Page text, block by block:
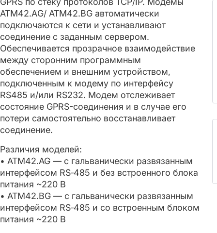
ATM42.АG/ ATM42.BG автоматически
подключаются к сети и устанавливают
соединение с заданным сервером.
Обеспечивается прозрачное взаимодействие
между сторонним программным
обеспечением и внешним устройством,
подключенным к модему по интерфейсу
RS485 и/или RS232. Модем отслеживает
состояние GPRS-соединения и в случае его
потери самостоятельно восстанавливает
соединение.
Различия моделей:
• ATM42.AG — с гальванически развязанным
интерфейсом RS‑485 и без встроенного блока
питания ~220 В
• ATM42.BG — с гальванически развязанным
интерфейсом RS‑485 и со встроенным блоком
питания ~220 В